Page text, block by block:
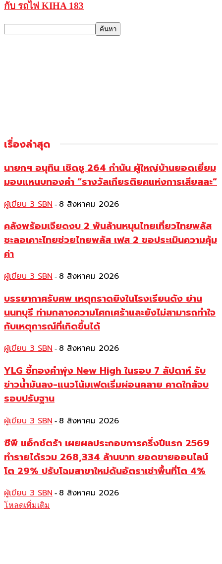
กับ รถไฟ KIHA 183
เรื่องล่าสุด
นายกฯ อนุทิน เชิดชู 264 กำนัน ผู้ใหญ่บ้านยอดเยี่ยม
มอบแหนบทองคำ “รางวัลเกียรติยศแห่งการเสียสละ”
ผู้เขียน 3 SBN - 8 สิงหาคม 2026
คลังพร้อมเจียดงบ 2 พันล้านหนุนไทยเที่ยวไทยพลัส
ชะลอเคาะไทยช่วยไทยพลัส เฟส 2 ขอประเมินความคุ้ม
ค่า
ผู้เขียน 3 SBN - 8 สิงหาคม 2026
บรรยากาศรับศพ เหตุกราดยิงในโรงเรียนดัง ย่าน
นนทบุรี ท่ามกลางความโศกเศร้าและยังไม่สามารถทำใจ
กับเหตุการณ์ที่เกิดขึ้นได้
ผู้เขียน 3 SBN - 8 สิงหาคม 2026
YLG ชี้ทองคำพุ่ง New High ในรอบ 7 สัปดาห์ รับ
ข่าวน้ำมันลง-แนวโน้มเฟดเริ่มผ่อนคลาย คาดใกล้จบ
รอบปรับฐาน
ผู้เขียน 3 SBN - 8 สิงหาคม 2026
ซีพี แอ็กซ์ตร้า เผยผลประกอบการครึ่งปีแรก 2569
ทำรายได้รวม 268,334 ล้านบาท ยอดขายออนไลน์
โต 29% ปรับโฉมสาขาใหม่ดันอัตราเช่าพื้นที่โต 4%
ผู้เขียน 3 SBN - 8 สิงหาคม 2026
โหลดเพิ่มเติม